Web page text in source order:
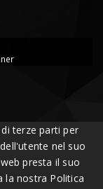
terze parti per
nel suo
presta il suo
la nostra Politica